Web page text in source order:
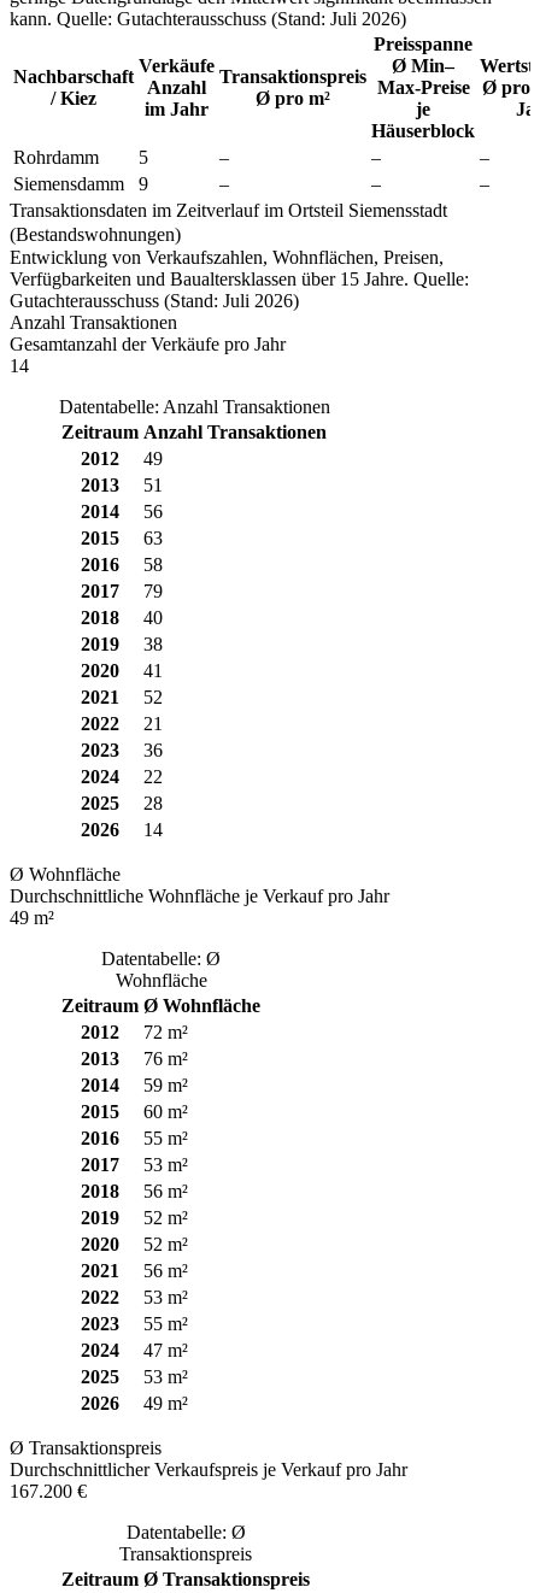
kann. Quelle: Gutachterausschuss (Stand: Juli 2026)
Nachbarschaft
/ Kiez
Verkäufe
Anzahl
im Jahr
Transaktionspreis
Ø pro m²
Preisspanne
Ø Min–
Max-Preise
je
Häuserblock
Ø pro
Rohrdamm 5 – –
–
Siemensdamm
9 – –
–
Transaktionsdaten im Zeitverlauf im Ortsteil Siemensstadt
(Bestandswohnungen)
Entwicklung von Verkaufszahlen, Wohnflächen, Preisen,
Verfügbarkeiten und Baualtersklassen über 15 Jahre. Quelle:
Gutachterausschuss (Stand: Juli 2026)
Anzahl Transaktionen
Gesamtanzahl der Verkäufe pro Jahr
14
Datentabelle: Anzahl Transaktionen
Zeitraum Anzahl Transaktionen
2012
49
2013
51
2014
56
2015
63
2016
58
2017
79
2018
40
2019
38
2020
41
2021
52
2022
21
2023
36
2024
22
2025
28
2026
14
Ø Wohnfläche
Durchschnittliche Wohnfläche je Verkauf pro Jahr
49 m²
Datentabelle: Ø
Wohnfläche
Zeitraum Ø Wohnfläche
2012
72 m²
2013
76 m²
2014
59 m²
2015
60 m²
2016
55 m²
2017
53 m²
2018
56 m²
2019
52 m²
2020
52 m²
2021
56 m²
2022
53 m²
2023
55 m²
2024
47 m²
2025
53 m²
2026
49 m²
Ø Transaktionspreis
Durchschnittlicher Verkaufspreis je Verkauf pro Jahr
167.200 €
Datentabelle: Ø
Transaktionspreis
Zeitraum Ø Transaktionspreis